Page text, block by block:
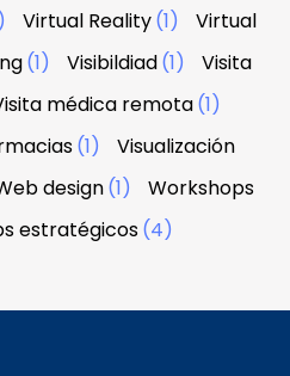
Virtual Reality(1)
Virtual
(1) Visibildiad(1)
Visita
médica remota(1)
(1)
Visualización
design(1)
Workshops
estratégicos(4)